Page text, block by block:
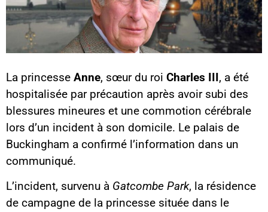
La princesse Anne, sœur du roi Charles III, a été
hospitalisée par précaution après avoir subi des
blessures mineures et une commotion cérébrale
lors d’un incident à son domicile. Le palais de
Buckingham a confirmé l’information dans un
communiqué.
L’incident, survenu à Gatcombe Park, la résidence
de campagne de la princesse située dans le